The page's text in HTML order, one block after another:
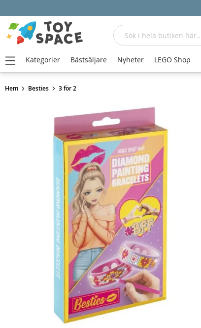
Hem Besties 3 för 2
Sök
Kategorier Bästsäljare Nyheter LEGO Shop